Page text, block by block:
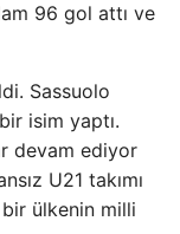
96 gol attı ve
Sassuolo
isim yaptı.
devam ediyor
U21 takımı
ülkenin milli